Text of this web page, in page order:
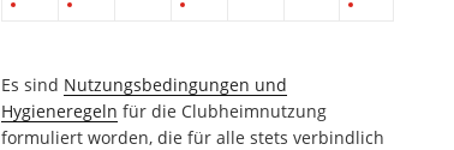
Es sind Nutzungsbedingungen und
Hygieneregeln für die Clubheimnutzung
formuliert worden, die für alle stets verbindlich